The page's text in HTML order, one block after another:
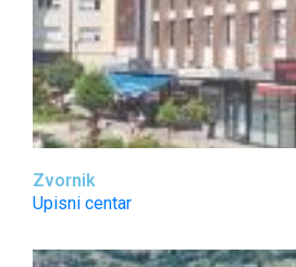
Zvornik
Upisni centar